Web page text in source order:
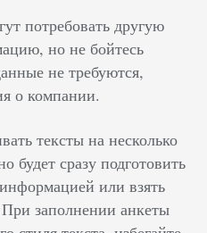
потребовать другую
но не бойтесь
не требуются,
о компании.
тексты на несколько
будет сразу подготовить
или взять
заполнении анкеты